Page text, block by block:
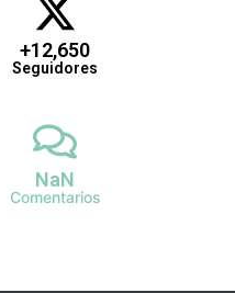
+12,650
Seguidores
NaN
Comentarios